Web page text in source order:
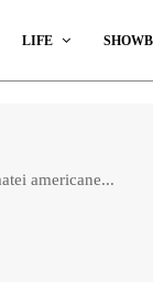
LIFE
americane...